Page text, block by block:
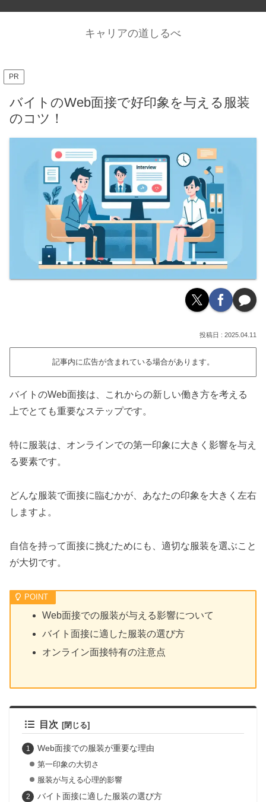
キャリアの道しるべ
PR
バイトのWeb面接で好印象を与える服装
のコツ！
2025.04.11
記事内に広告が含まれている場合があります。
バイトのWeb面接は、これからの新しい働き方を考える
上でとても重要なステップです。
特に服装は、オンラインでの第一印象に大きく影響を与え
る要素です。
どんな服装で面接に臨むかが、あなたの印象を大きく左右
しますよ。
自信を持って面接に挑むためにも、適切な服装を選ぶこと
が大切です。
Web面接での服装が与える影響について
バイト面接に適した服装の選び方
オンライン面接特有の注意点
目次
Web面接での服装が重要な理由
第一印象の大切さ
服装が与える心理的影響
バイト面接に適した服装の選び方